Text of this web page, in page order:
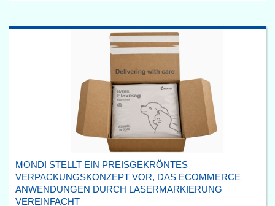
MONDI STELLT EIN PREISGEKRÖNTES
VERPACKUNGSKONZEPT VOR, DAS ECOMMERCE
ANWENDUNGEN DURCH LASERMARKIERUNG
VEREINFACHT